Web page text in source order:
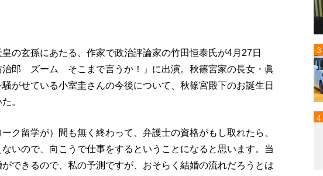
皇の玄孫にあたる、作家で政治評論家の竹田恒泰氏が4月27日
治郎 ズーム そこまで言うか！」に出演。秋篠宮家の長女・眞
がせている小室圭さんの今後について、秋篠宮殿下のお誕生日
。
ク留学が）間も無く終わって、弁護士の資格がもし取れたら、
いので、向こうで仕事をするということになると思います。当
できるので、私の予測ですが、おそらく結婚の流れだろうとは